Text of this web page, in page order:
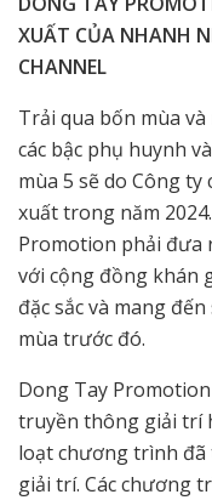
XUẤT CỦA NHANH
CHANNEL
Trải qua bốn mùa
các bậc phụ huynh
mùa 5 sẽ do Công
xuất trong năm
Promotion phải đưa
với cộng đồng khán
đặc sắc và mang
mùa trước đó.
Dong Tay
truyền thông giải trí
loạt chương trình
giải trí. Các chương